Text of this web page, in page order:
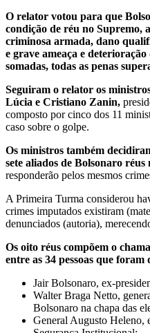
O relator votou para que
condição de réu no Supremo,
criminosa armada, dano
e grave ameaça e
somadas, todas as penas
Seguiram o relator os
Lúcia e Cristiano Zanin,
composto por cinco dos 11
caso sobre o golpe.
Os ministros também
sete aliados de Bolsonaro réus
responderão pelos mesmos
A Primeira Turma considerou
crimes imputados existiram
denunciados (autoria),
Os oito réus compõem o
entre as 34 pessoas que foram
Jair Bolsonaro, ex-
Walter Braga Netto,
Bolsonaro na chapa das
General Augusto Heleno,